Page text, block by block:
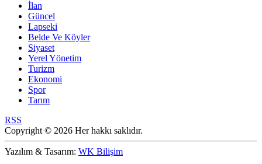
İlan
Güncel
Lapseki
Belde Ve Köyler
Siyaset
Yerel Yönetim
Turizm
Ekonomi
Spor
Tarım
RSS
Copyright © 2026 Her hakkı saklıdır.
Yazılım & Tasarım: WK Bilişim